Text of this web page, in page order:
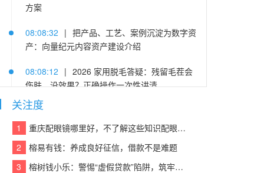
方案
08:08:32 | 把产品、工艺、案例沉淀为数字资
产：向量纪元内容资产建设介绍
08:08:12 | 2026 家用脱毛答疑：残留毛茬会
伤肤、没效果？正确操作一次性讲清
08:08:38
个“家”的故事里
08:08:10 |
Seedance 2.5首发体验入口来了，
PixPix把AI视频价格打到4.6折
关注度
1
重庆配眼镜哪里好，不了解这些知识配眼镜会被坑！
2
榕易有钱：养成良好征信，借款不是难题
3
榕树钱小乐：警惕“虚假贷款”陷阱，筑牢反诈“防火墙”